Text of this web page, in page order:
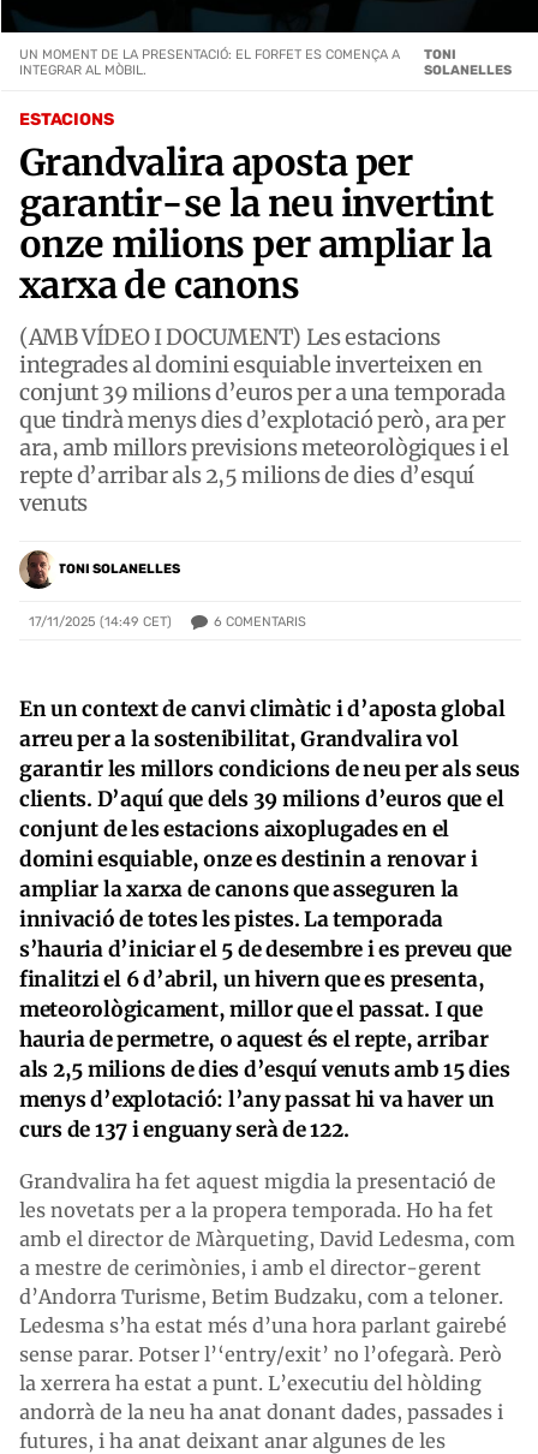
ESTACIONS
Grandvalira aposta per
garantir-se la neu invertint
onze milions per ampliar la
xarxa de canons
(AMB VÍDEO I DOCUMENT) Les estacions
integrades al domini esquiable inverteixen en
conjunt 39 milions d’euros per a una temporada
que tindrà menys dies d’explotació però, ara per
ara, amb millors previsions meteorològiques i el
repte d’arribar als 2,5 milions de dies d’esquí
venuts
TONI SOLANELLES
17/11/2025 (14:49 CET) 6 COMENTARIS
UN MOMENT DE LA PRESENTACIÓ: EL FORFET ES COMENÇA A
INTEGRAR AL MÒBIL.
TONI
SOLANELLES
En un context de canvi climàtic i d’aposta global
arreu per a la sostenibilitat, Grandvalira vol
garantir les millors condicions de neu per als seus
clients. D’aquí que dels 39 milions d’euros que el
conjunt de les estacions aixoplugades en el
domini esquiable, onze es destinin a renovar i
ampliar la xarxa de canons que asseguren la
innivació de totes les pistes. La temporada
s’hauria d’iniciar el 5 de desembre i es preveu que
finalitzi el 6 d’abril, un hivern que es presenta,
meteorològicament, millor que el passat. I que
hauria de permetre, o aquest és el repte, arribar
als 2,5 milions de dies d’esquí venuts amb 15 dies
menys d’explotació: l’any passat hi va haver un
curs de 137 i enguany serà de 122.
Grandvalira ha fet aquest migdia la presentació de
les novetats per a la propera temporada. Ho ha fet
amb el director de Màrqueting, David Ledesma, com
a mestre de cerimònies, i amb el director-gerent
d’Andorra Turisme, Betim Budzaku, com a teloner.
Ledesma s’ha estat més d’una hora parlant gairebé
sense parar. Potser l’‘entry/exit’ no l’ofegarà. Però
la xerrera ha estat a punt. L’executiu del hòlding
andorrà de la neu ha anat donant dades, passades i
futures, i ha anat deixant anar algunes de les